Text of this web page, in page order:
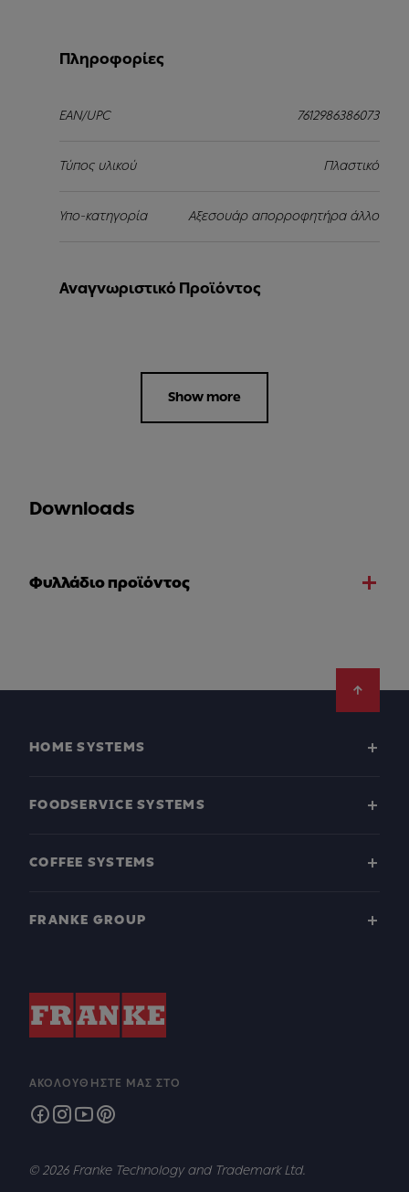
Πληροφορίες
EAN/UPC 7612986386073
Τύπος υλικού Πλαστικό
Υπο-κατηγορία Αξεσουάρ απορροφητήρα άλλο
Αναγνωριστικό Προϊόντος
Show more
Downloads
Φυλλάδιο προϊόντος
HOME SYSTEMS
FOODSERVICE SYSTEMS
COFFEE SYSTEMS
FRANKE GROUP
ΑΚΟΛΟΥΘΉΣΤΕ ΜΑΣ ΣΤΟ
© 2026 Franke Technology and Trademark Ltd.